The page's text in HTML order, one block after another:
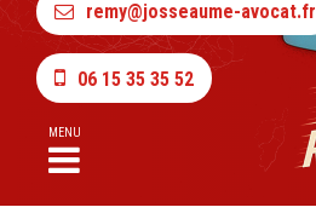
remy@josseaume-avocat.fr
06 15 35 35 52
MENU